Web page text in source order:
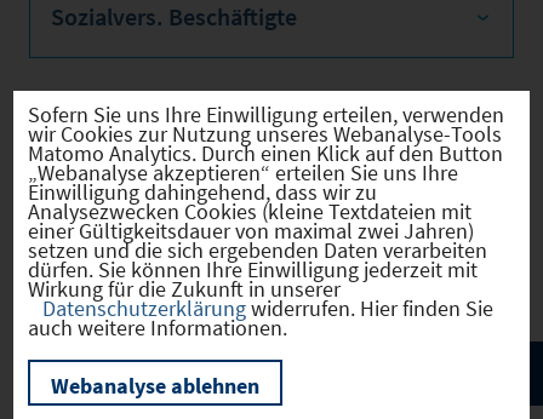
Sozialvers. Beschäftigte
Verkehrsinfrastruktur
Kommunale Infrastruktur
Sofern Sie uns Ihre Einwilligung erteilen, verwenden
wir Cookies zur Nutzung unseres Webanalyse-Tools
Matomo Analytics. Durch einen Klick auf den Button
„Webanalyse akzeptieren“ erteilen Sie uns Ihre
Einwilligung dahingehend, dass wir zu
Analysezwecken Cookies (kleine Textdateien mit
einer Gültigkeitsdauer von maximal zwei Jahren)
setzen und die sich ergebenden Daten verarbeiten
dürfen. Sie können Ihre Einwilligung jederzeit mit
Wirkung für die Zukunft in unserer
Datenschutzerklärungwiderrufen. Hier finden Sie
auch weitere Informationen.
Webanalyse ablehnen